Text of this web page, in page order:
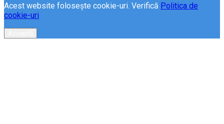
Acest website folosește cookie-uri. Verifică Politica de
cookie-uri